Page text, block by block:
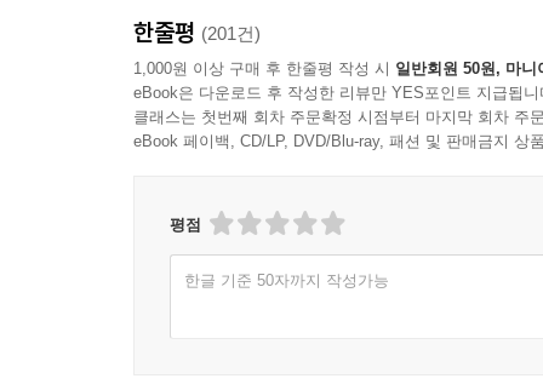
한줄평 (201건)
1,000원 이상 구매 후 한줄평 작성 시 일반회원 50원, 마니
eBook은 다운로드 후 작성한 리뷰만 YES포인트 지급됩니
클래스는 첫번째 회차 주문확정 시점부터 마지막 회차 주
eBook 페이백, CD/LP, DVD/Blu-ray, 패션 및 판매금지 상
평점
한글 기준 50자까지 작성가능